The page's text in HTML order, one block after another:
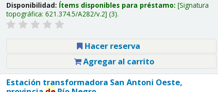
Disponibilidad: Ítems disponibles para préstamo: Signatura
topográfica: 621.374.5/A282/v.2 (3).
Hacer reserva
Agregar al carrito
Estación transformadora San Antoni Oeste,